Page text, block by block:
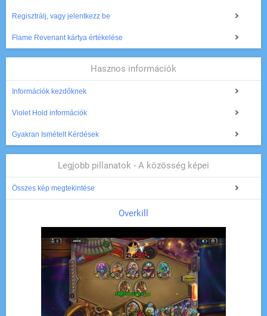
Regisztrálj, vagy jelentkezz be
Flame Revenant kártya értékelése
Hasznos információk
Információk kezdőknek
Violet Hold információk
Gyakran Ismételt Kérdések
Legjobb pillanatok - A közösség képei
Összes kép megtekintése
Overkill